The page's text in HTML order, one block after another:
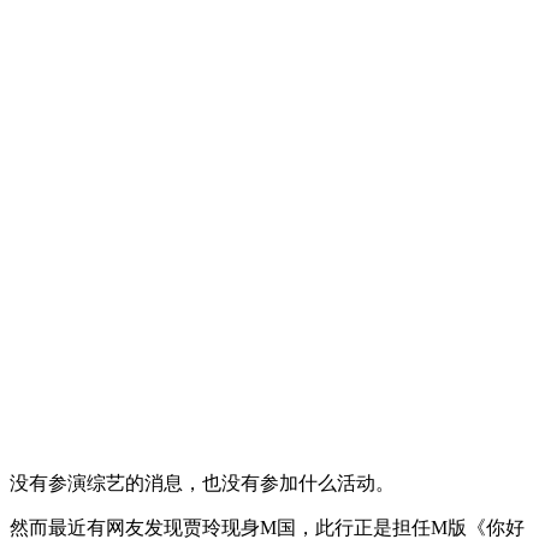
没有参演综艺的消息，也没有参加什么活动。
然而最近有网友发现贾玲现身M国，此行正是担任M版《你好